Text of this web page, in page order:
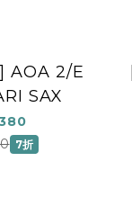
AOA 2/E
SAX
7折